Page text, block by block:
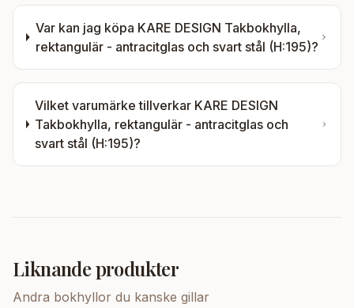
Var kan jag köpa KARE DESIGN Takbokhylla,
rektangulär - antracitglas och svart stål (H:195)?
Vilket varumärke tillverkar KARE DESIGN
Takbokhylla, rektangulär - antracitglas och
svart stål (H:195)?
Liknande produkter
Andra bokhyllor du kanske gillar